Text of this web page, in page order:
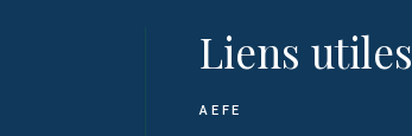
Liens utiles
AEFE